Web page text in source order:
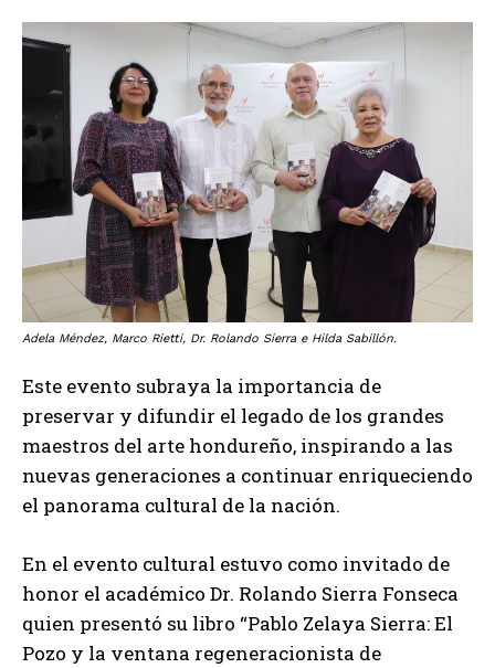
Adela Méndez, Marco Rietti, Dr. Rolando Sierra e Hilda Sabillón.
Este evento subraya la importancia de
preservar y difundir el legado de los grandes
maestros del arte hondureño, inspirando a las
nuevas generaciones a continuar enriqueciendo
el panorama cultural de la nación.
En el evento cultural estuvo como invitado de
honor el académico Dr. Rolando Sierra Fonseca
quien presentó su libro “Pablo Zelaya Sierra: El
Pozo y la ventana regeneracionista de